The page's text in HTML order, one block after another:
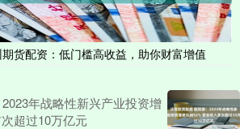
货配资：低门槛高收益，助你财富增值
年战略性新兴产业投资增
超过10万亿元